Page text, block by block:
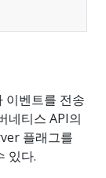
이벤트를 전송
네티스 API의
플래그를
있다.